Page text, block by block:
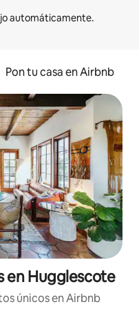
Pon tu casa en Airbnb
en Hugglescote
únicos en Airbnb